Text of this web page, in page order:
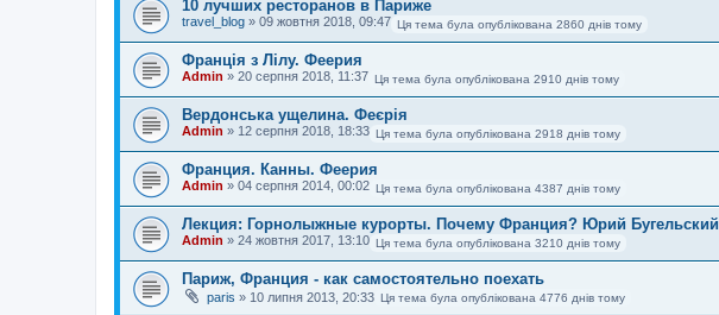
10 лучших ресторанов в Париже
travel_blog » 09 жовтня 2018, 09:47 Ця тема була опублікована 2860 днів тому
Франція з Лілу. Феерия
Admin » 20 серпня 2018, 11:37 Ця тема була опублікована 2910 днів тому
Вердонська ущелина. Феєрія
Admin » 12 серпня 2018, 18:33 Ця тема була опублікована 2918 днів тому
Франция. Канны. Феерия
Admin » 04 серпня 2014, 00:02 Ця тема була опублікована 4387 днів тому
Лекция: Горнолыжные курорты. Почему Франция? Юрий Бугельский
Admin » 24 жовтня 2017, 13:10 Ця тема була опублікована 3210 днів тому
Париж, Франция - как самостоятельно поехать
paris » 10 липня 2013, 20:33 Ця тема була опублікована 4776 днів тому